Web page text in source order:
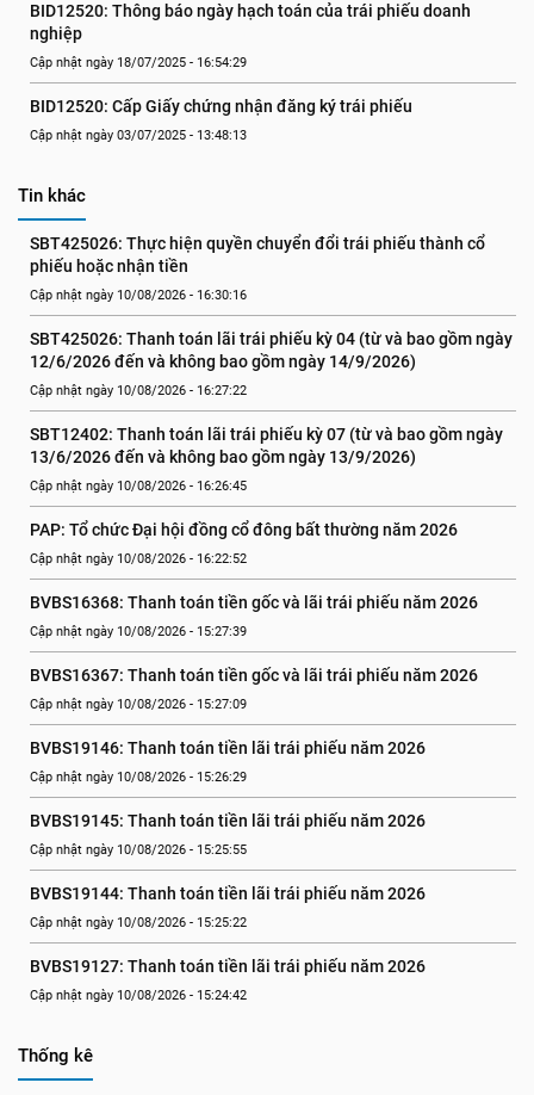
BID12520: Thông báo ngày hạch toán của trái phiếu doanh
nghiệp
Cập nhật ngày 18/07/2025 - 16:54:29
BID12520: Cấp Giấy chứng nhận đăng ký trái phiếu
Cập nhật ngày 03/07/2025 - 13:48:13
Tin khác
SBT425026: Thực hiện quyền chuyển đổi trái phiếu thành cổ
phiếu hoặc nhận tiền
Cập nhật ngày 10/08/2026 - 16:30:16
SBT425026: Thanh toán lãi trái phiếu kỳ 04 (từ và bao gồm ngày
12/6/2026 đến và không bao gồm ngày 14/9/2026)
Cập nhật ngày 10/08/2026 - 16:27:22
SBT12402: Thanh toán lãi trái phiếu kỳ 07 (từ và bao gồm ngày
13/6/2026 đến và không bao gồm ngày 13/9/2026)
Cập nhật ngày 10/08/2026 - 16:26:45
PAP: Tổ chức Đại hội đồng cổ đông bất thường năm 2026
Cập nhật ngày 10/08/2026 - 16:22:52
BVBS16368: Thanh toán tiền gốc và lãi trái phiếu năm 2026
Cập nhật ngày 10/08/2026 - 15:27:39
BVBS16367: Thanh toán tiền gốc và lãi trái phiếu năm 2026
Cập nhật ngày 10/08/2026 - 15:27:09
BVBS19146: Thanh toán tiền lãi trái phiếu năm 2026
Cập nhật ngày 10/08/2026 - 15:26:29
BVBS19145: Thanh toán tiền lãi trái phiếu năm 2026
Cập nhật ngày 10/08/2026 - 15:25:55
BVBS19144: Thanh toán tiền lãi trái phiếu năm 2026
Cập nhật ngày 10/08/2026 - 15:25:22
BVBS19127: Thanh toán tiền lãi trái phiếu năm 2026
Cập nhật ngày 10/08/2026 - 15:24:42
Thống kê